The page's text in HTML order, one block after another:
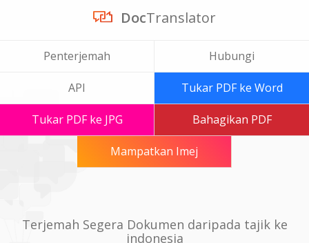
DocTranslator
Penterjemah Hubungi
API Tukar PDF ke Word
Tukar PDF ke JPG Bahagikan PDF
Mampatkan Imej
Terjemah Segera Dokumen daripada tajik ke
indonesia